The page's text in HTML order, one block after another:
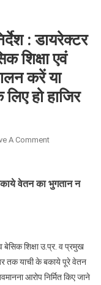
: डायरेक्टर
शिक्षा एवं
करें या
हो हाजिर
A CommentOn
का
बेसिक
शिक्षा,
प्रमुख
वेतन का भुगतान न
बेसिक शिक्षा उ.प्र. व प्रमुख
तक याची के बकाये पूरे वेतन
आरोप निर्मित किए जाने